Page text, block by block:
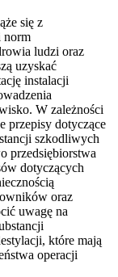
się z
norm
ludzi oraz
uzyskać
instalacji
W zależności
przepisy dotyczące
szkodliwych
przedsiębiorstwa
dotyczących
oraz
uwagę na
które mają
operacji